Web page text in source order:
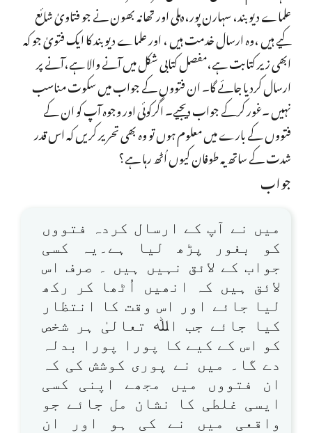
علماے دیو بند، سہارن پور،دہلی اور تھانہ بھون نے جو فتاویٰ شائع
کیے ہیں ،وہ ارسال خدمت ہیں ، اور علماے دیو بند کا ایک فتویٰ جو کہ
ابھی زیر کتابت ہے،مفصل کتابی شکل میں آنے والا ہے،آنے پر
ارسال کردیا جائے گا۔ ان فتووں کے جواب میں سکوت مناسب
نہیں ۔غور کرکے جواب دیجیے۔ اگرکوئی اور وجوہ آپ کو ان کے
فتووں کے بارے میں معلوم ہوں تو وہ بھی تحریر کریں کہ اس قدر
شدت کے ساتھ یہ طوفان کیوں اُٹھ رہا ہے؟
جواب
میں نے آپ کے ارسال کردہ فتووں
کو بغور پڑھ لیا ہے۔یہ کسی
جواب کے لائق نہیں ہیں ۔ صرف اس
لائق ہیں کہ انھیں اُٹھا کر رکھ
لیا جائے اور اس وقت کا انتظار
کیا جائے جب اﷲ تعالیٰ ہر شخص
کو اس کے کیے کا پورا پورا بدلہ
دے گا۔ میں نے پوری کوشش کی کہ
ان فتووں میں مجھے اپنی کسی
ایسی غلطی کا نشان مل جائے جو
واقعی میں نے کی ہو اور ان